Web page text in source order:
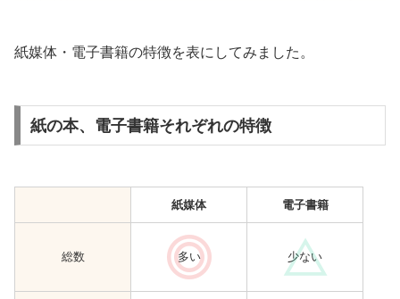
紙媒体・電子書籍の特徴を表にしてみました。
紙の本、電子書籍それぞれの特徴
紙媒体 電子書籍
総数 多い 少ない